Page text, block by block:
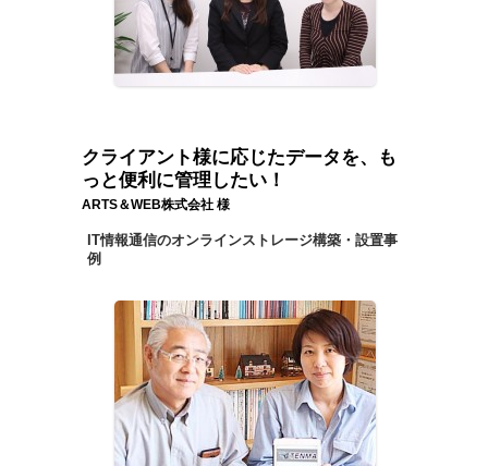
クライアント様に応じたデータを、も
っと便利に管理したい！
ARTS＆WEB株式会社 様
IT情報通信のオンラインストレージ構築・設置事
例